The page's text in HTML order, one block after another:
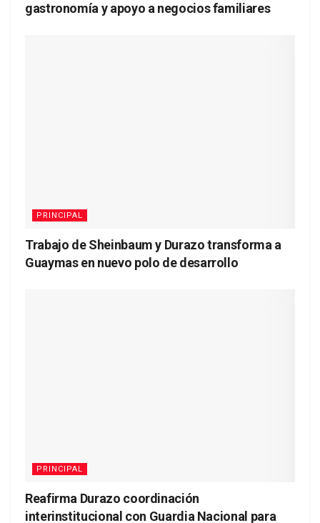
gastronomía y apoyo a negocios familiares
PRINCIPAL
Trabajo de Sheinbaum y Durazo transforma a
Guaymas en nuevo polo de desarrollo
PRINCIPAL
Reafirma Durazo coordinación
interinstitucional con Guardia Nacional para